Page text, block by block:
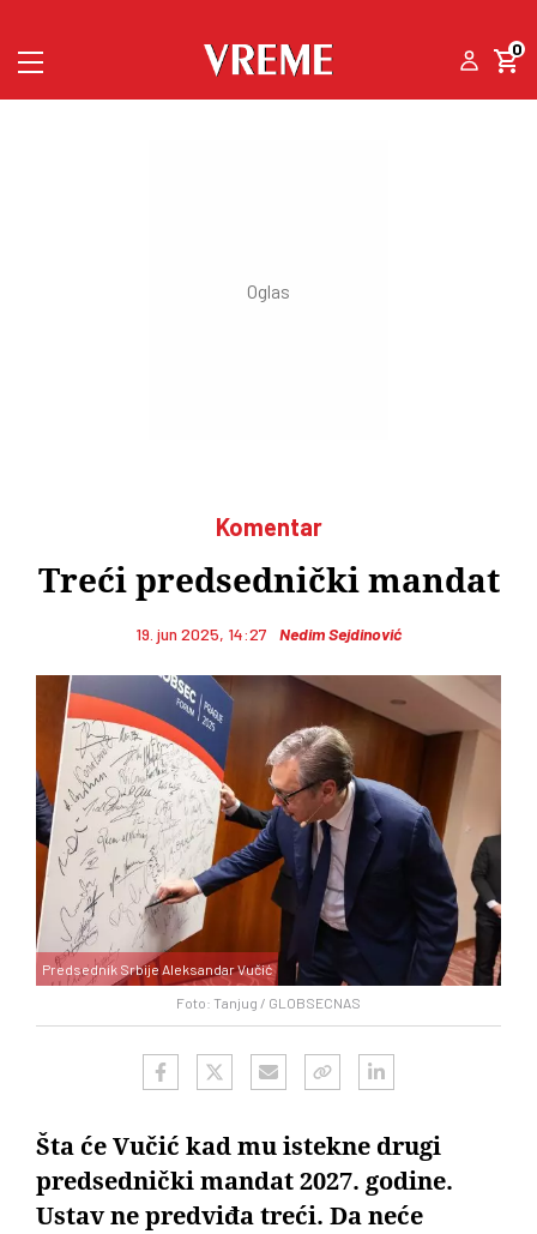
0
Komentar
Treći predsednički mandat
19. jun 2025, 14:27 Nedim Sejdinović
Foto: Tanjug / GLOBSECNAS
Predsednik Srbije Aleksandar Vučić
Šta će Vučić kad mu istekne drugi
predsednički mandat 2027. godine.
Ustav ne predviđa treći. Da neće